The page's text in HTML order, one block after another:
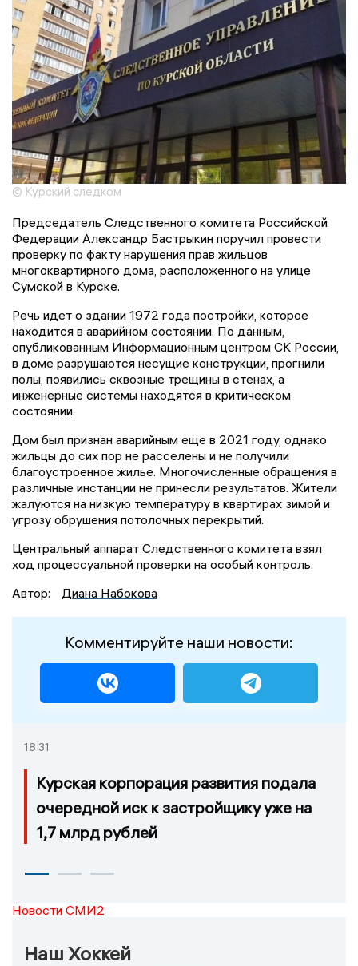
© Курский следком
Председатель Следственного комитета Российской
Федерации Александр Бастрыкин поручил провести
проверку по факту нарушения прав жильцов
многоквартирного дома, расположенного на улице
Сумской в Курске.
Речь идет о здании 1972 года постройки, которое
находится в аварийном состоянии. По данным,
опубликованным Информационным центром СК России,
в доме разрушаются несущие конструкции, прогнили
полы, появились сквозные трещины в стенах, а
инженерные системы находятся в критическом
состоянии.
Дом был признан аварийным еще в 2021 году, однако
жильцы до сих пор не расселены и не получили
благоустроенное жилье. Многочисленные обращения в
различные инстанции не принесли результатов. Жители
жалуются на низкую температуру в квартирах зимой и
угрозу обрушения потолочных перекрытий.
Центральный аппарат Следственного комитета взял
ход процессуальной проверки на особый контроль.
Автор:
Диана Набокова
Комментируйте наши новости:
18:31
Курская корпорация развития подала
очередной иск к застройщику уже на
1,7 млрд рублей
Новости СМИ2
Наш Хоккей